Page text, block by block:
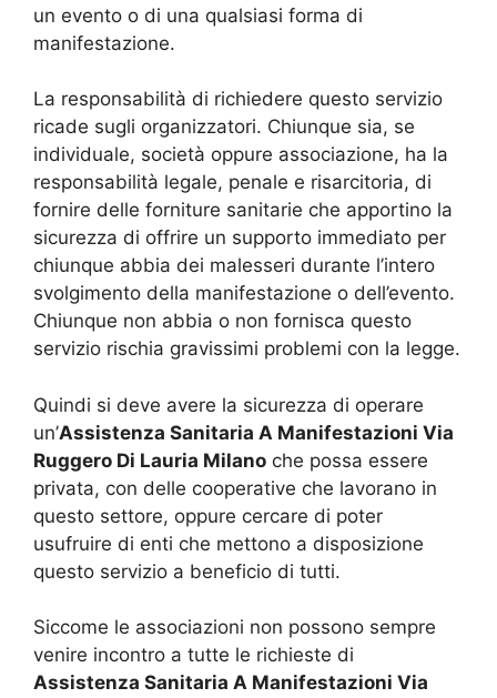
un evento o di una qualsiasi forma di
manifestazione.
La responsabilità di richiedere questo servizio
ricade sugli organizzatori. Chiunque sia, se
individuale, società oppure associazione, ha la
responsabilità legale, penale e risarcitoria, di
fornire delle forniture sanitarie che apportino la
sicurezza di offrire un supporto immediato per
chiunque abbia dei malesseri durante l’intero
svolgimento della manifestazione o dell’evento.
Chiunque non abbia o non fornisca questo
servizio rischia gravissimi problemi con la legge.
Quindi si deve avere la sicurezza di operare
un’Assistenza Sanitaria A Manifestazioni Via
Ruggero Di Lauria Milano che possa essere
privata, con delle cooperative che lavorano in
questo settore, oppure cercare di poter
usufruire di enti che mettono a disposizione
questo servizio a beneficio di tutti.
Siccome le associazioni non possono sempre
venire incontro a tutte le richieste di
Assistenza Sanitaria A Manifestazioni Via